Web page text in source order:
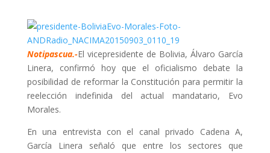
Notipascua.-El vicepresidente de Bolivia, Álvaro García
Linera, confirmó hoy que el oficialismo debate la
posibilidad de reformar la Constitución para permitir la
reelección indefinida del actual mandatario, Evo
Morales.
En una entrevista con el canal privado Cadena A,
García Linera señaló que entre los sectores que